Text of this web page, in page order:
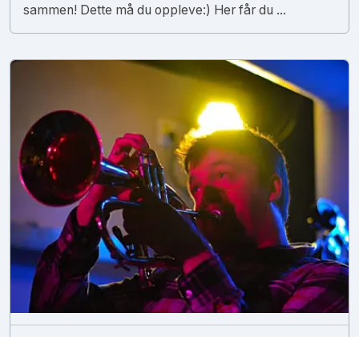
sammen! Dette må du oppleve:) Her får du ...